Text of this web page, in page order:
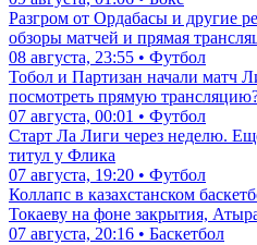
Разгром от Ордабасы и другие
обзоры матчей и прямая
08 августа, 23:55 • Футбол
Тобол и Партизан начали матч
посмотреть прямую
07 августа, 00:01 • Футбол
Старт Ла Лиги через неделю.
титул у Флика
07 августа, 19:20 • Футбол
Коллапс в казахстанском
Токаеву на фоне закрытия,
07 августа, 20:16 • Баскетбол